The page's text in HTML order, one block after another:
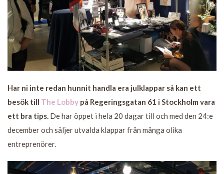
Har ni inte redan hunnit handla era julklappar så kan ett
besök till The Lobby på Regeringsgatan 61 i Stockholm vara
ett bra tips. De har öppet i hela 20 dagar till och med den 24:e
december och säljer utvalda klappar från många olika
entreprenörer.